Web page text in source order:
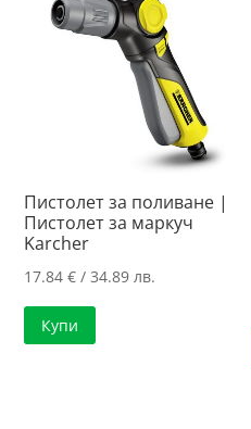
Пистолет за поливане |
Пистолет за маркуч
Karcher
17.84€ / 34.89 лв.
Купи